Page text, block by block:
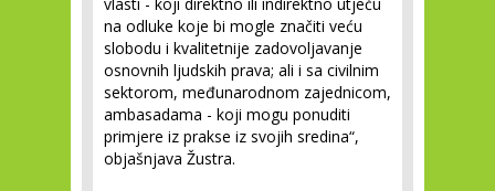
na odluke koje bi mogle značiti veću
slobodu i kvalitetnije zadovoljavanje
osnovnih ljudskih prava; ali i sa civilnim
sektorom, međunarodnom zajednicom,
ambasadama - koji mogu ponuditi
primjere iz prakse iz svojih sredina“,
objašnjava Žustra.